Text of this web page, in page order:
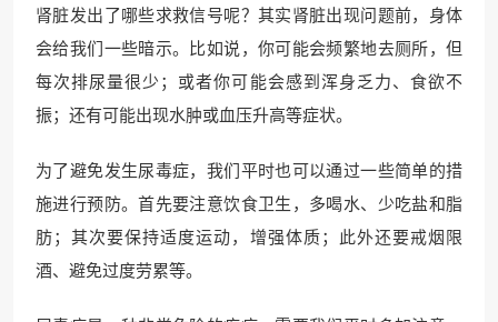
肾脏发出了哪些求救信号呢？其实肾脏出现问题前，身体
会给我们一些暗示。比如说，你可能会频繁地去厕所，但
每次排尿量很少；或者你可能会感到浑身乏力、食欲不
振；还有可能出现水肿或血压升高等症状。
为了避免发生尿毒症，我们平时也可以通过一些简单的措
施进行预防。首先要注意饮食卫生，多喝水、少吃盐和脂
肪；其次要保持适度运动，增强体质；此外还要戒烟限
酒、避免过度劳累等。